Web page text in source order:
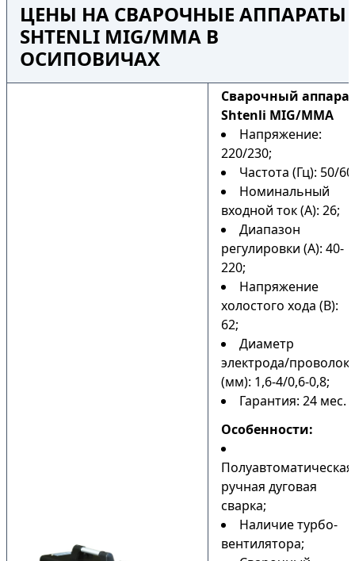
ЦЕНЫ НА СВАРОЧНЫЕ АППАРАТЫ
SHTENLI MIG/MMA В
ОСИПОВИЧАХ
Cварочный
Shtenli MIG/MMA
Напряжение:
220/230;
Частота (Гц): 50/
Номинальный
входной ток (А): 26;
Диапазон
регулировки (А): 40-
220;
Напряжение
холостого хода (В):
62;
Диаметр
электрода/
(мм): 1,6-4/0,6-0,8;
Гарантия: 24 мес.
Особенности:
ручная дуговая
сварка;
Наличие турбо-
вентилятора;